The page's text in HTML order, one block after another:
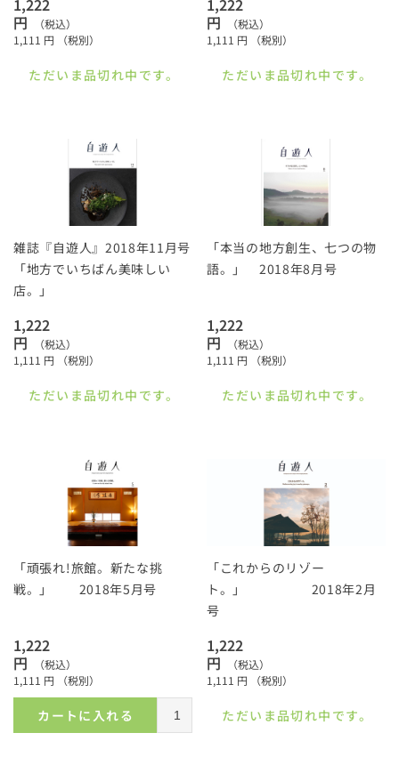
1,222
円
（税込）
1,111 円 （税別）
ただいま品切れ中です。
1,222
円
（税込）
1,111 円 （税別）
ただいま品切れ中です。
雑誌『自遊人』2018年11月号
「地方でいちばん美味しい
店。」
1,222
円
（税込）
1,111 円 （税別）
ただいま品切れ中です。
「本当の地方創生、七つの物
語。」 2018年8月号
1,222
円
（税込）
1,111 円 （税別）
ただいま品切れ中です。
「頑張れ!旅館。新たな挑
戦。」 2018年5月号
1,222
円
（税込）
1,111 円 （税別）
カートに入れる
「これからのリゾー
ト。」 2018年2月
号
1,222
円
（税込）
1,111 円 （税別）
ただいま品切れ中です。